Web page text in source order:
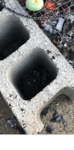
Home
秦野ペットセレモニ
料金プラン
ペットが亡くなっ
納骨について
思い出をカタチ